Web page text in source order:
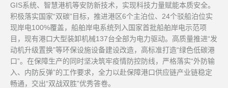
GIS系统、智慧港机等安防新技术，实现科技力量赋能本质安全。
积极落实国家“双碳”目标，推进港区6个主泊位、24个驳船泊位实
现岸电100%覆盖，船舶岸电系统列入国家首批船舶岸电示范项
目，现有港口大型装卸机械137台全部为电力驱动。高质量推进“发
动机升级置换”等环保设施设备建设改造，高标准打造“绿色低碳港
口”。在保障生产的同时坚决筑牢疫情防控防线，严格落实“外防输
入、内防反弹”的工作要求，全力以赴保障港口供应链产业链稳定
畅通，交出“双战双胜”优秀答卷。